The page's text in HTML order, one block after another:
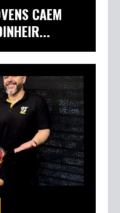
CAEM